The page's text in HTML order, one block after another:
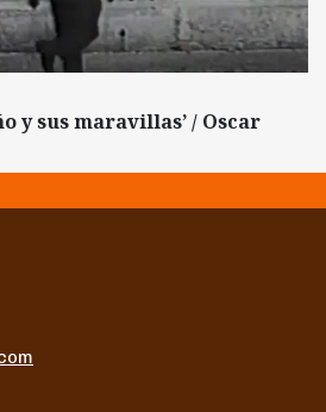
y sus maravillas’ / Oscar